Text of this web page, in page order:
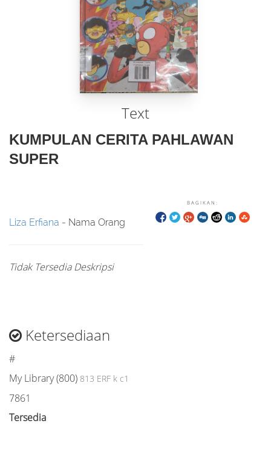
Text
KUMPULAN CERITA PAHLAWAN
SUPER
BAGIKAN:
Liza Erfiana - Nama Orang
Tidak Tersedia Deskripsi
Ketersediaan
#
My Library (800) 813 ERF k c1
7861
Tersedia